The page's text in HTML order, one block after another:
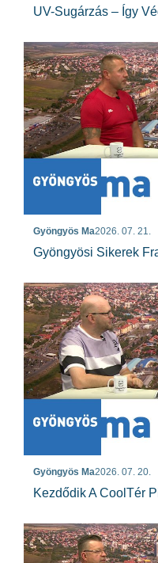
UV-Sugárzás – Így
Gyöngyös Ma2026. 07. 21.
Gyöngyösi Sikerek
Gyöngyös Ma2026. 07. 20.
Kezdődik A CoolTér